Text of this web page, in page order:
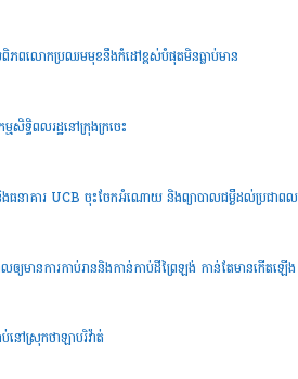
ស់ពិភពលោកប្រឈមមុខនឹងកំដៅខ្ពស់បំផុតមិនធ្លាប់មាន
មសិទ្ធិពលរដ្ឋនៅក្រុងក្រចេះ
ន់ និងធនាគារ UCB ចុះចែកអំណោយ និងព្យាបាលជម្ងឺដល់ប្រជា
ឲ្យមានការកាប់រាននិងកាន់កាប់ដីព្រៃឡង់ កាន់តែមានកើ
ៅស្រុកថាឡាបរិវ៉ាត់